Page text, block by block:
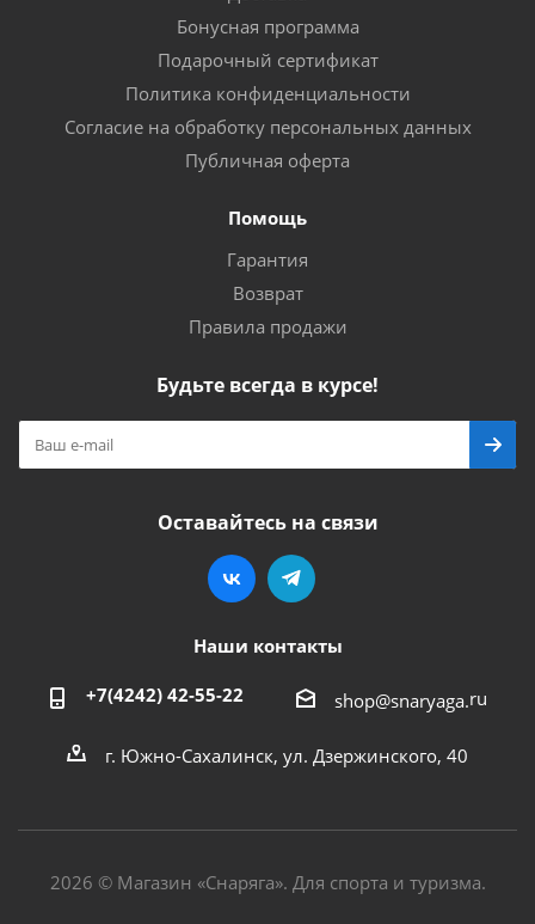
Бонусная программа
Подарочный сертификат
Политика конфиденциальности
Согласие на обработку персональных данных
Публичная оферта
Помощь
Гарантия
Возврат
Правила продажи
Будьте всегда в курсе!
Оставайтесь на связи
Наши контакты
+7(4242) 42-55-22 shop@snaryaga.ru
г. Южно-Сахалинск, ул. Дзержинского, 40
2026 © Магазин «Снаряга». Для спорта и туризма.